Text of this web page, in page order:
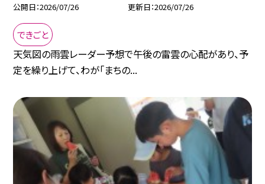
公開日 2026/07/26 更新日 2026/07/26
できごと
天気図の雨雲レーダー予想で午後の雷雲の心配があり、予
定を繰り上げて、わが「まちの...